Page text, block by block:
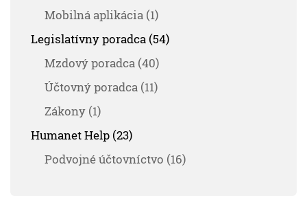
Mobilná aplikácia (1)
Legislatívny poradca (54)
Mzdový poradca (40)
Účtovný poradca (11)
Zákony (1)
Humanet Help (23)
Podvojné účtovníctvo (16)